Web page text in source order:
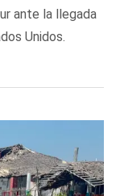
ante la llegada
Unidos.